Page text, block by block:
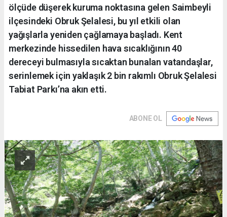
ölçüde düşerek kuruma noktasına gelen Saimbeyli
ilçesindeki Obruk Şelalesi, bu yıl etkili olan
yağışlarla yeniden çağlamaya başladı. Kent
merkezinde hissedilen hava sıcaklığının 40
dereceyi bulmasıyla sıcaktan bunalan vatandaşlar,
serinlemek için yaklaşık 2 bin rakımlı Obruk Şelalesi
Tabiat Parkı’na akın etti.
ABONE OL